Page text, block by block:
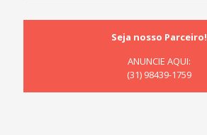
Seja nosso Parceiro!
ANUNCIE AQUI:
(31) 98439-1759